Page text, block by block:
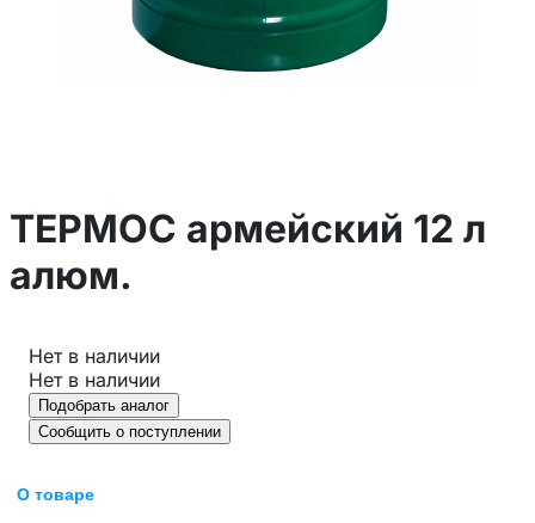
ТЕРМОС армейский 12 л
алюм.
Нет в наличии
Нет в наличии
Подобрать аналог
Сообщить о поступлении
О товаре